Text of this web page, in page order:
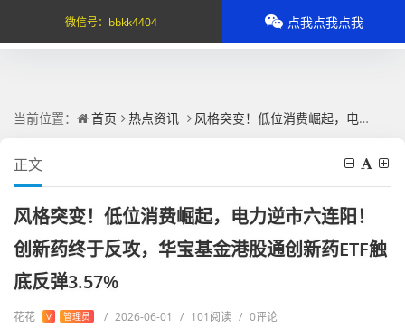
当前位置： 首页 热点资讯 风格突变！低位消费崛起，电力逆市六连阳！创新药终于反攻，华宝基金港股通创新药ETF触底反弹3.57%
正文
风格突变！低位消费崛起，电力逆市六连阳！
创新药终于反攻，华宝基金港股通创新药ETF触
底反弹3.57%
花花 V 管理员 / 2026-06-01 / 101阅读 / 0评论
微信号： bbkk4404 点我点我点我